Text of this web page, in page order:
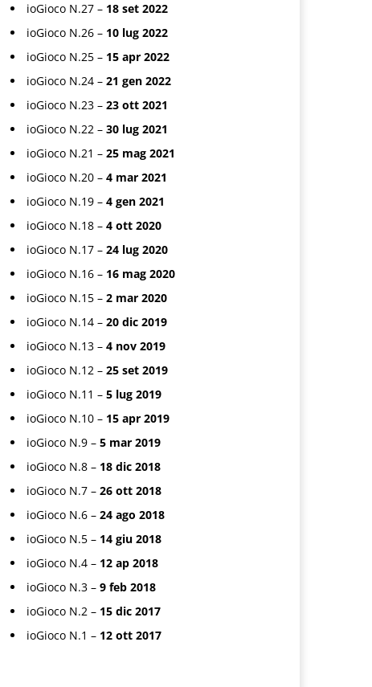
ioGioco N.27 – 18 set 2022
ioGioco N.26 – 10 lug 2022
ioGioco N.25 – 15 apr 2022
ioGioco N.24 – 21 gen 2022
ioGioco N.23 – 23 ott 2021
ioGioco N.22 – 30 lug 2021
ioGioco N.21 – 25 mag 2021
ioGioco N.20 – 4 mar 2021
ioGioco N.19 – 4 gen 2021
ioGioco N.18 – 4 ott 2020
ioGioco N.17 – 24 lug 2020
ioGioco N.16 – 16 mag 2020
ioGioco N.15 – 2 mar 2020
ioGioco N.14 – 20 dic 2019
ioGioco N.13 – 4 nov 2019
ioGioco N.12 – 25 set 2019
ioGioco N.11 – 5 lug 2019
ioGioco N.10 – 15 apr 2019
ioGioco N.9 – 5 mar 2019
ioGioco N.8 – 18 dic 2018
ioGioco N.7 – 26 ott 2018
ioGioco N.6 – 24 ago 2018
ioGioco N.5 – 14 giu 2018
ioGioco N.4 – 12 ap 2018
ioGioco N.3 – 9 feb 2018
ioGioco N.2 – 15 dic 2017
ioGioco N.1 – 12 ott 2017